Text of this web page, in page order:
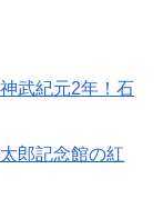
武紀元2年！石
郎記念館の紅